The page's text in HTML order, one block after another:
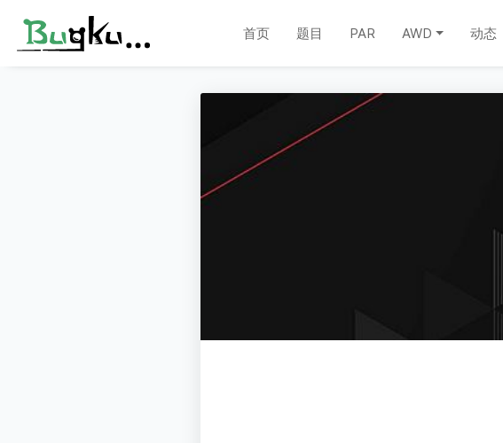
首页 题目 PAR AWD 动态